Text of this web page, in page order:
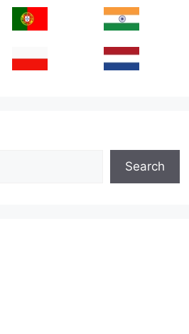
Search